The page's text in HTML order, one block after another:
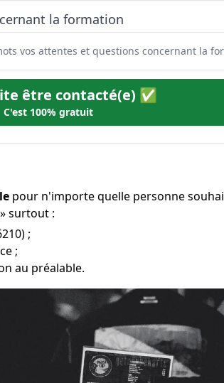
la formation
être contacté(e) ✅
C'est 100% gratuit
pour n'importe quelle personne
surtout :
;
;
au préalable.